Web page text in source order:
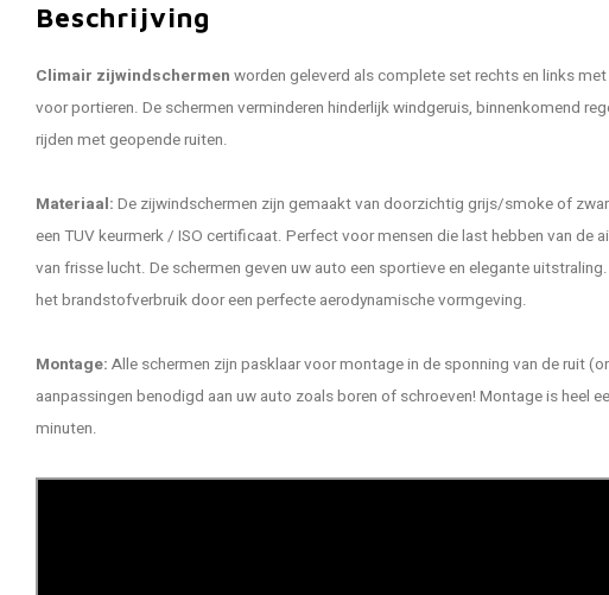
Beschrijving
Climair zijwindschermen worden geleverd als complete set rechts en links
voor portieren. De schermen verminderen hinderlijk windgeruis, binnenkomend
rijden met geopende ruiten.
Materiaal: De zijwindschermen zijn gemaakt van doorzichtig grijs/smoke of
een TUV keurmerk / ISO certificaat. Perfect voor mensen die last hebben van de
van frisse lucht. De schermen geven uw auto een sportieve en elegante
het brandstofverbruik door een perfecte aerodynamische vormgeving.
Montage: Alle schermen zijn pasklaar voor montage in de sponning van de ruit
aanpassingen benodigd aan uw auto zoals boren of schroeven! Montage is heel
minuten.